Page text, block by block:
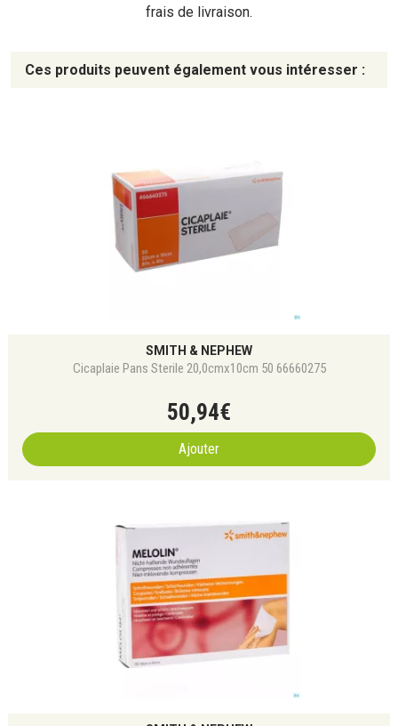
frais de livraison.
Ces produits peuvent également vous intéresser :
SMITH & NEPHEW
Cicaplaie Pans Sterile 20,0cmx10cm 50 66660275
50,94€
Ajouter